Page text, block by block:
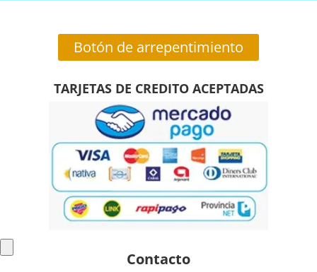
Botón de arrepentimiento
TARJETAS DE CREDITO ACEPTADAS
Contacto